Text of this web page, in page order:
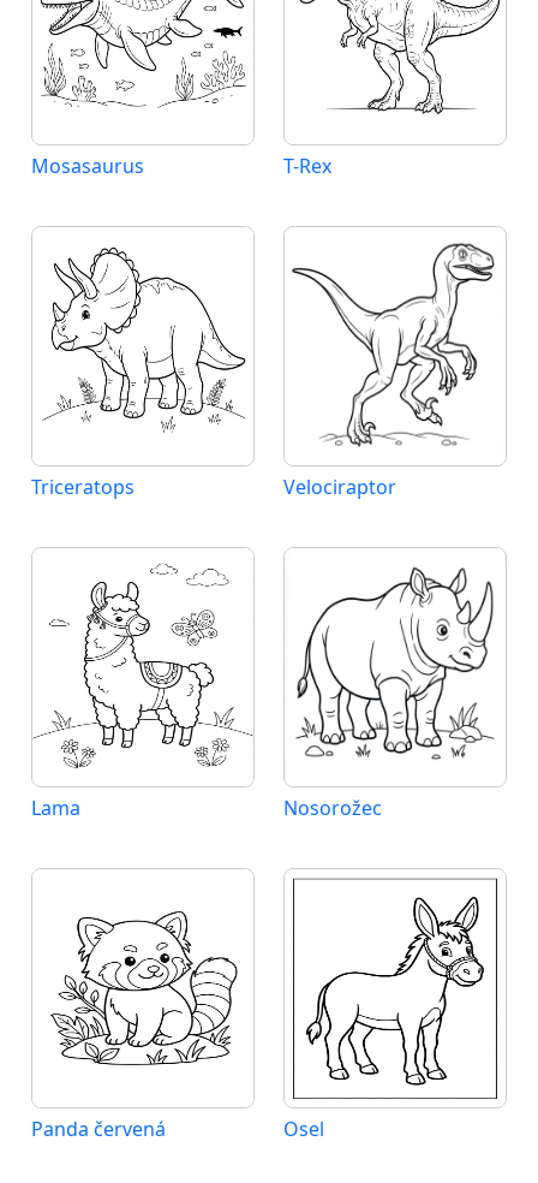
Mosasaurus T-Rex
Triceratops Velociraptor
Lama Nosorožec
Panda červená Osel